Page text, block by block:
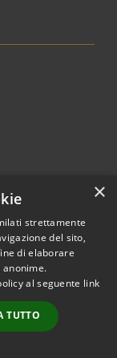
2026 • Comune di
• Powered by
•
Accesso
redazione
×
strettamente
del sito,
di elaborare
al seguente link
TUTTO